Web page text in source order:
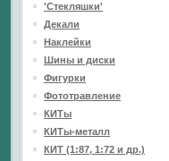
'Стекляшки'
Декали
Наклейки
Шины и диски
Фигурки
Фототравление
КИТы
КИТы-металл
КИТ (1:87, 1:72 и др.)